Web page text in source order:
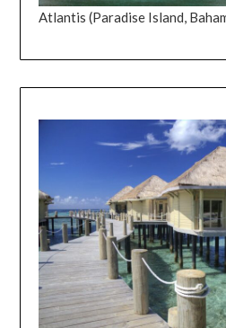
Atlantis (Paradise Island,